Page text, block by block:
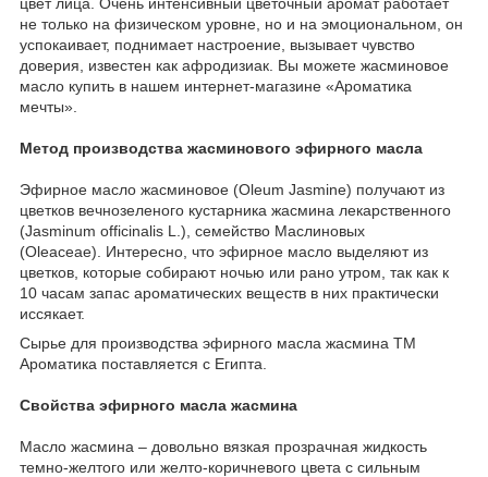
не только на физическом уровне, но и на эмоциональном, он
успокаивает, поднимает настроение, вызывает чувство
доверия, известен как афродизиак. Вы можете жасминовое
масло купить в нашем интернет-магазине «Ароматика
мечты».
Метод производства жасминового эфирного масла
Эфирное масло жасминовое (Oleum Jasmine) получают из
цветков вечнозеленого кустарника жасмина лекарственного
(Jasminum officinalis L.), семейство Маслиновых
(Oleaceae). Интересно, что эфирное масло выделяют из
цветков, которые собирают ночью или рано утром, так как к
10 часам запас ароматических веществ в них практически
иссякает.
Сырье для производства эфирного масла жасмина ТМ
Ароматика поставляется с Египта.
Свойства эфирного масла жасмина
Масло жасмина – довольно вязкая прозрачная жидкость
темно-желтого или желто-коричневого цвета с сильным